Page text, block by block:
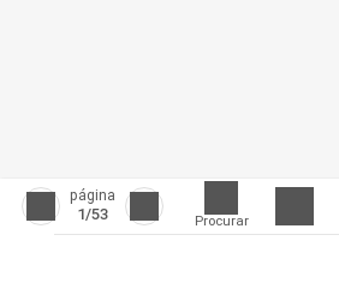
página
1/53 Procurar